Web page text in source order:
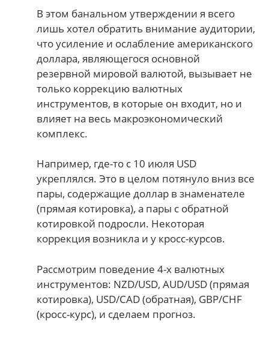
В этом банальном утверждении я всего
лишь хотел обратить внимание аудитории,
что усиление и ослабление американского
доллара, являющегося основной
резервной мировой валютой, вызывает не
только коррекцию валютных
инструментов, в которые он входит, но и
влияет на весь макроэкономический
комплекс.
Например, где-то с 10 июля USD
укреплялся. Это в целом потянуло вниз все
пары, содержащие доллар в знаменателе
(прямая котировка), а пары с обратной
котировкой подросли. Некоторая
коррекция возникла и у кросс-курсов.
Рассмотрим поведение 4-х валютных
инструментов: NZD/USD, AUD/USD (прямая
котировка), USD/CAD (обратная), GBP/CHF
(кросс-курс), и сделаем прогноз.